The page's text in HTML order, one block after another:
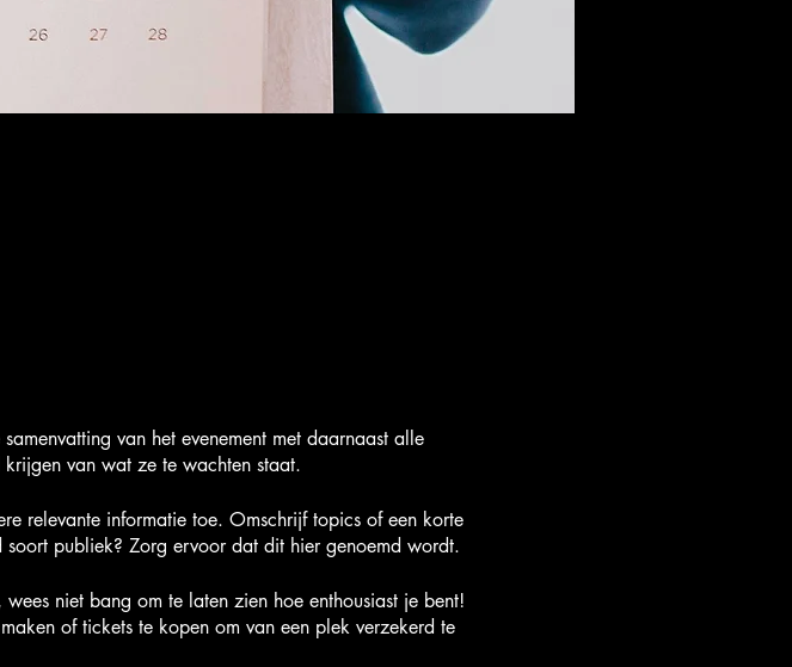
van het evenement met daarnaast alle
van wat ze te wachten staat.
relevante informatie toe. Omschrijf topics of een korte
soort publiek? Zorg ervoor dat dit hier genoemd wordt.
niet bang om te laten zien hoe enthousiast je bent!
of tickets te kopen om van een plek verzekerd te